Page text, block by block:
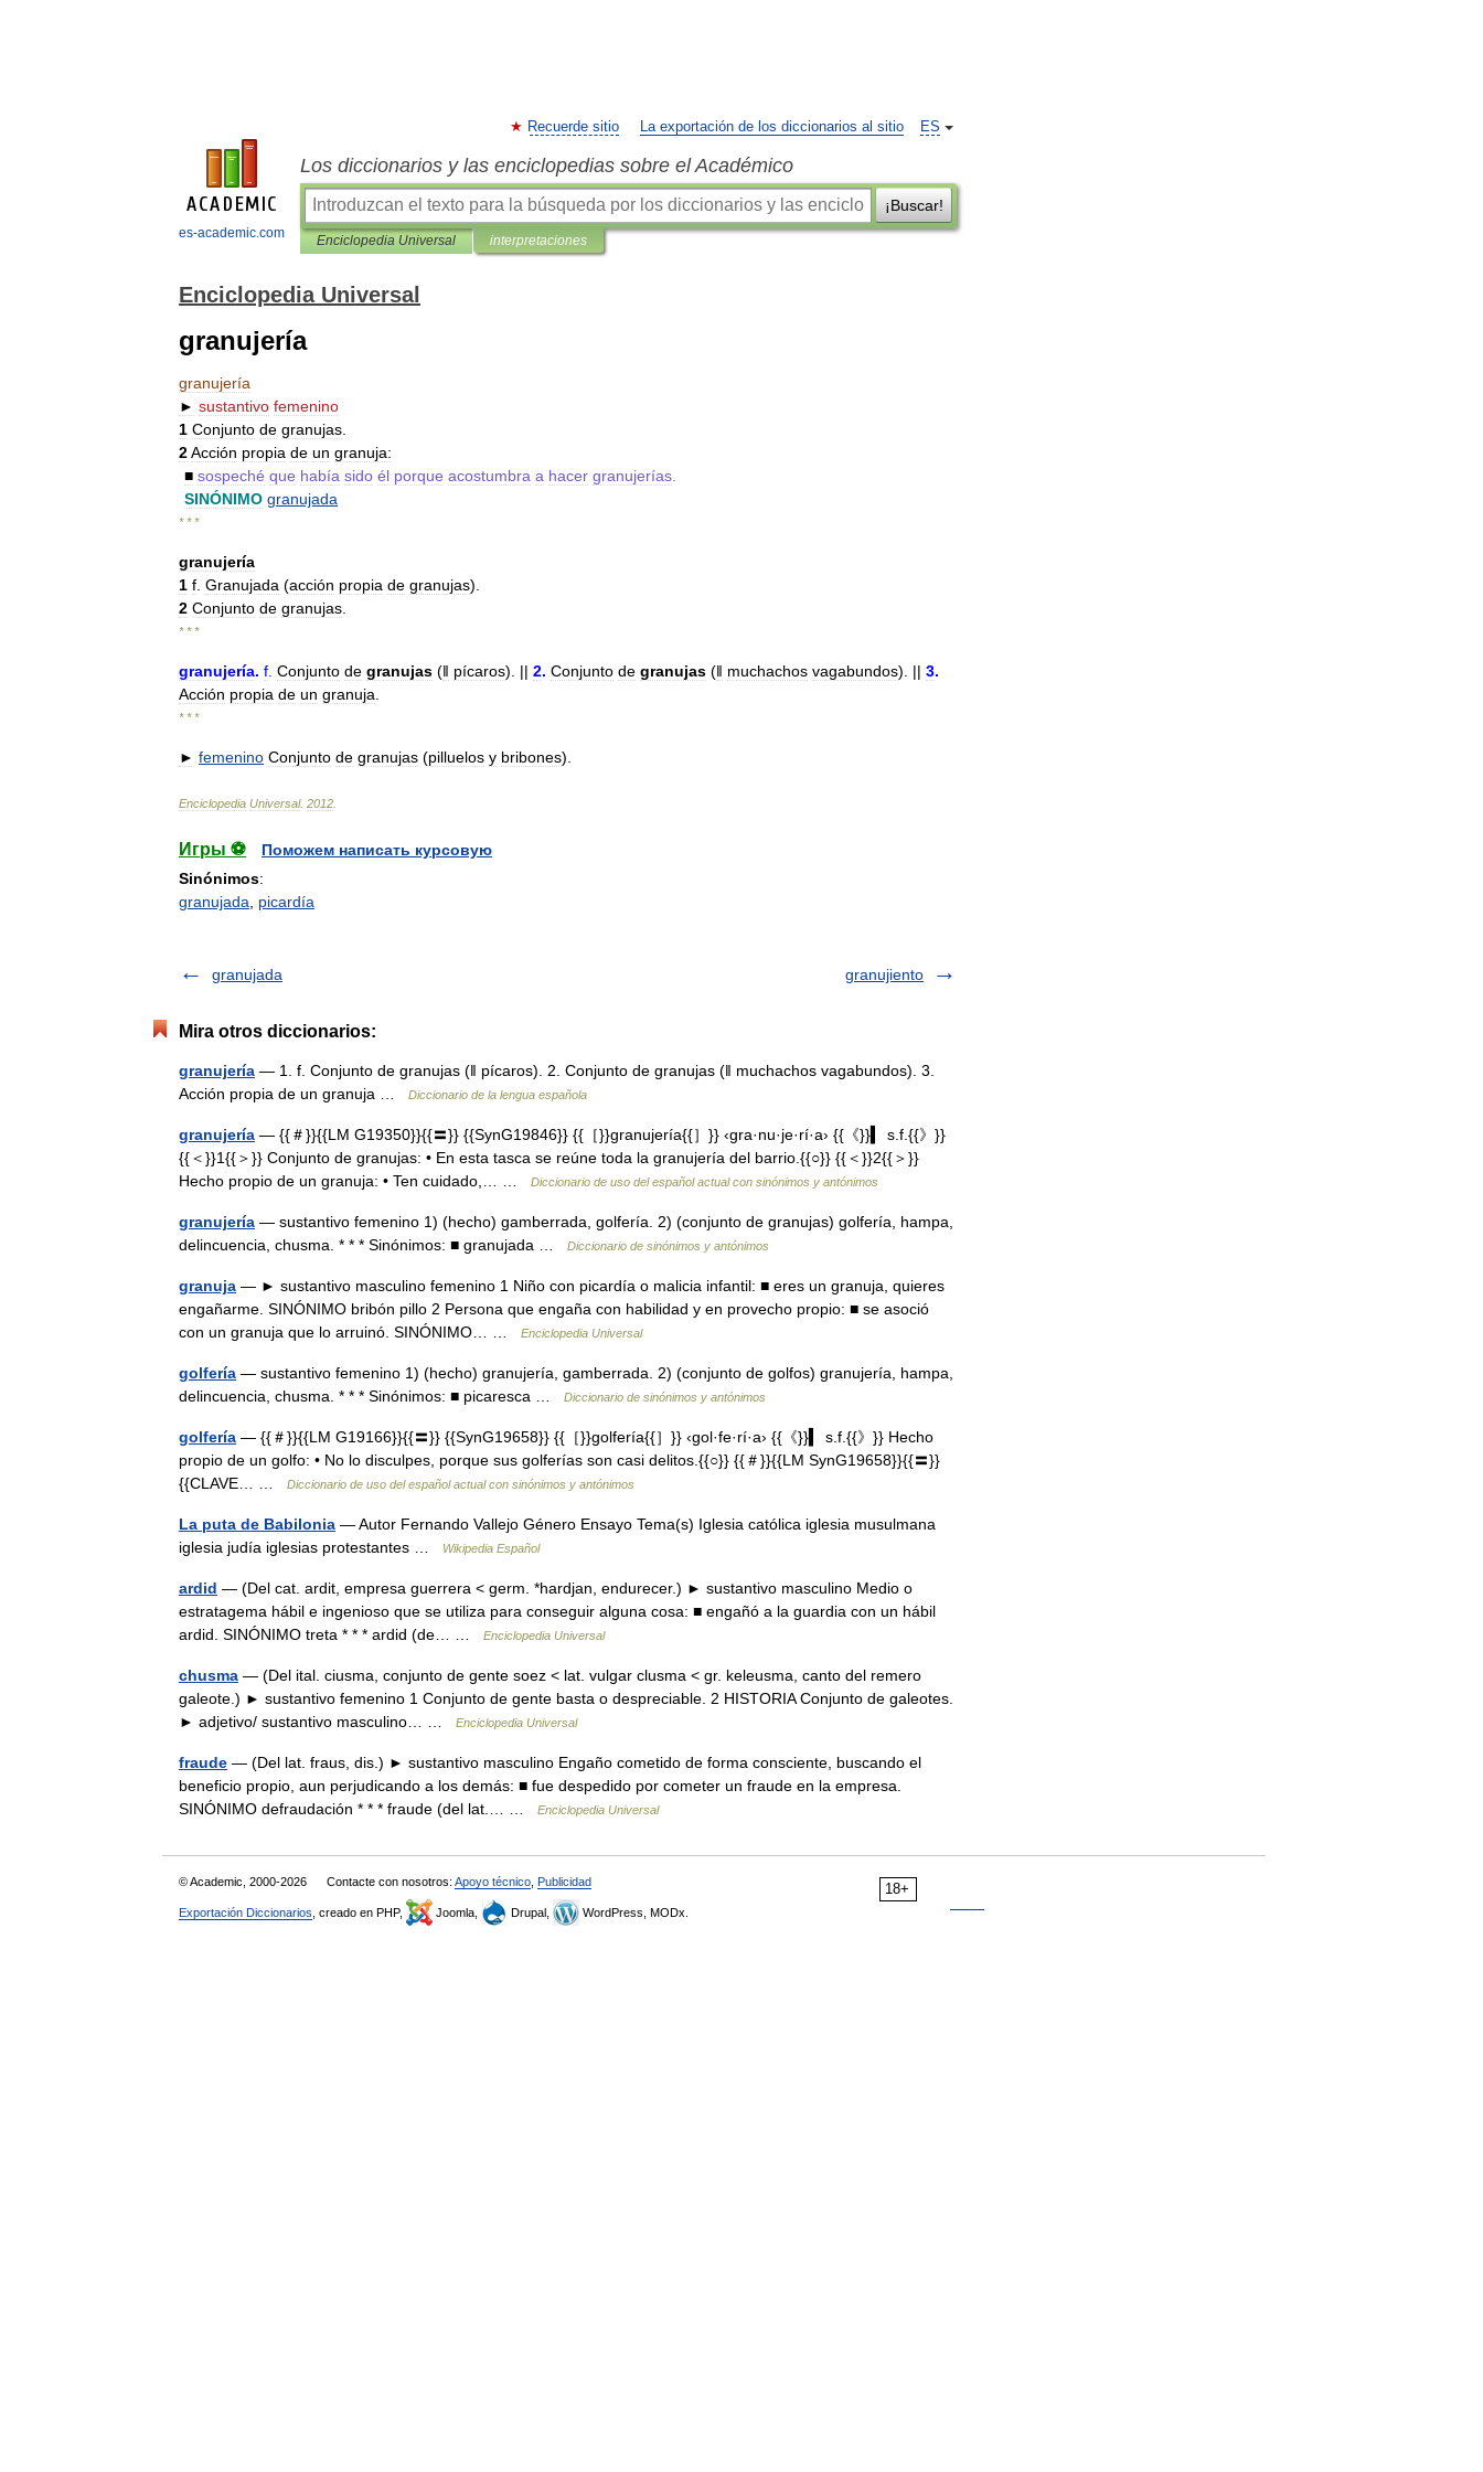
es-academic.com
ES
Recuerde sitio La exportación de los diccionarios al sitio
Los diccionarios y las enciclopedias sobre el Académico
¡Buscar!
Enciclopedia Universal interpretaciones
Enciclopedia Universal
granujería
granujería
► sustantivo femenino
1 Conjunto de granujas
2Acción propia de un granuja:
■ sospeché que había sido él porque acostumbra a hacer granujerías
SINÓNIMO granujada
* * *
granujería
1 f Granujada (acción propia de granujas).
2 Conjunto de granujas
* * *
granujería. f Conjunto de granujas (ǁ pícaros). || 2. Conjunto de granujas (ǁ muchachos vagabundos). || 3.
Acción propia de un granuja
* * *
► femenino Conjunto de granujas (pilluelos y bribones).
Enciclopedia Universal. 2012
Игры ⚽
Поможем написать курсовую
Sinónimos:
granujada
picardía
granujada granujiento
Mira otros diccionarios:
granujería — 1. f. Conjunto de granujas (ǁ pícaros). 2. Conjunto de granujas (ǁ muchachos vagabundos). 3.
Acción propia de un granuja …
Diccionario de la lengua española
granujería — {{＃}}{{LM G19350}}{{〓}} {{SynG19846}} {{［}}granujería{{］}} ‹gra·nu·je·rí·a› {{《}}▍ s.f.{{》}}
{{＜}}1{{＞}} Conjunto de granujas: • En esta tasca se reúne toda la granujería del barrio.{{○}} {{＜}}2{{＞}}
Hecho propio de un granuja: • Ten cuidado,… …
Diccionario de uso del español actual con sinónimos y antónimos
granujería — sustantivo femenino 1) (hecho) gamberrada, golfería. 2) (conjunto de granujas) golfería, hampa,
delincuencia, chusma. * * * Sinónimos: ■ granujada …
Diccionario de sinónimos y antónimos
granuja — ► sustantivo masculino femenino 1 Niño con picardía o malicia infantil: ■ eres un granuja, quieres
engañarme. SINÓNIMO bribón pillo 2 Persona que engaña con habilidad y en provecho propio: ■ se asoció
con un granuja que lo arruinó. SINÓNIMO… …
Enciclopedia Universal
golfería — sustantivo femenino 1) (hecho) granujería, gamberrada. 2) (conjunto de golfos) granujería, hampa,
delincuencia, chusma. * * * Sinónimos: ■ picaresca …
Diccionario de sinónimos y antónimos
golfería — {{＃}}{{LM G19166}}{{〓}} {{SynG19658}} {{［}}golfería{{］}} ‹gol·fe·rí·a› {{《}}▍ s.f.{{》}} Hecho
propio de un golfo: • No lo disculpes, porque sus golferías son casi delitos.{{○}} {{＃}}{{LM SynG19658}}{{〓}}
{{CLAVE… …
Diccionario de uso del español actual con sinónimos y antónimos
La puta de Babilonia — Autor Fernando Vallejo Género Ensayo Tema(s) Iglesia católica iglesia musulmana
iglesia judía iglesias protestantes …
Wikipedia Español
ardid — (Del cat. ardit, empresa guerrera < germ. *hardjan, endurecer.) ► sustantivo masculino Medio o
estratagema hábil e ingenioso que se utiliza para conseguir alguna cosa: ■ engañó a la guardia con un hábil
ardid. SINÓNIMO treta * * * ardid (de… …
Enciclopedia Universal
chusma — (Del ital. ciusma, conjunto de gente soez < lat. vulgar clusma < gr. keleusma, canto del remero
galeote.) ► sustantivo femenino 1 Conjunto de gente basta o despreciable. 2 HISTORIA Conjunto de galeotes.
► adjetivo/ sustantivo masculino… …
Enciclopedia Universal
fraude — (Del lat. fraus, dis.) ► sustantivo masculino Engaño cometido de forma consciente, buscando el
beneficio propio, aun perjudicando a los demás: ■ fue despedido por cometer un fraude en la empresa.
SINÓNIMO defraudación * * * fraude (del lat.… …
Enciclopedia Universal
18+
© Academic, 2000-2026 Contacte con nosotros: Apoyo técnico Publicidad
Exportación Diccionarios , creado en PHP, Joomla, Drupal, WordPress, MODx.